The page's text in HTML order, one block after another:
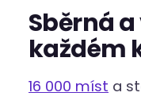
Sběrná
každém
16 000 míst a